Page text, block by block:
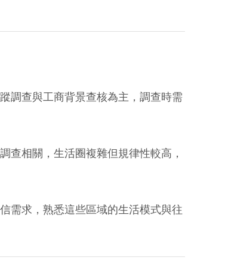
調查與工商背景查核為主，調查時需
查相關，生活圈複雜但規律性較高，
需求，熟悉這些區域的生活模式與往